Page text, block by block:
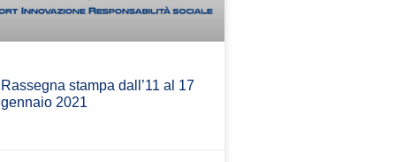
Rassegna stampa dall’11 al 17
gennaio 2021